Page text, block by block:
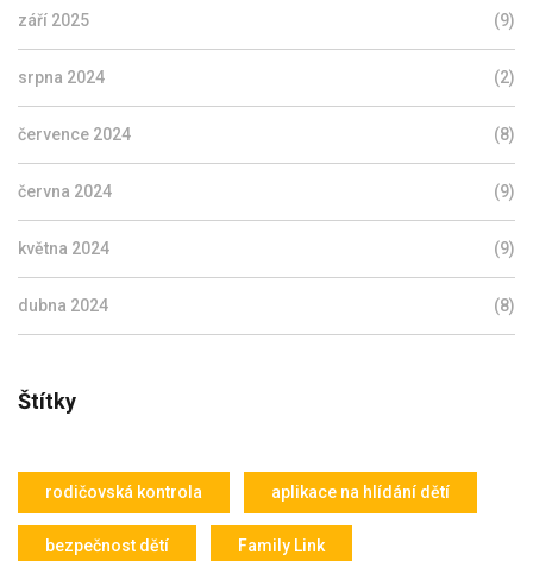
září 2025 (9)
srpna 2024 (2)
července 2024 (8)
června 2024 (9)
května 2024 (9)
dubna 2024 (8)
Štítky
rodičovská kontrola aplikace na hlídání dětí
bezpečnost dětí Family Link